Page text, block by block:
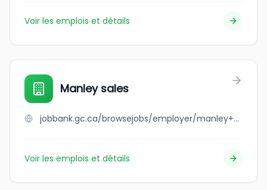
Voir les emplois et détails
Manley sales
jobbank.gc.ca/browsejobs/employer/manley+sales/ca
Voir les emplois et détails